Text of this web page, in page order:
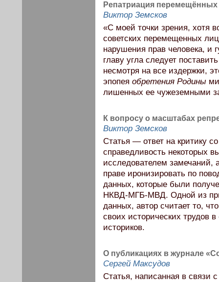
Репатриация перемещённых
Виктор Земсков
«С моей точки зрения, хотя
советских перемещенных
нарушения прав человека, и
главу угла следует
несмотря на все издержки,
эпопея обретения Родины
лишенных ее чужеземными
К вопросу о масштабах
Виктор Земсков
Статья — ответ на критику
справедливость некоторых
исследователем замечаний,
праве иронизировать по
данных, которые были
НКВД-МГБ-МВД. Одной из
данных, автор считает то,
своих исторических трудов
историков.
О публикациях в журнале
Сергей Максудов
Статья, написанная в связи